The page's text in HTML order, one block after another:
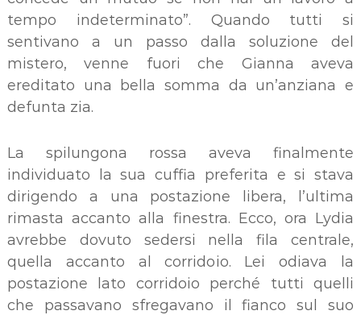
tempo indeterminato”. Quando tutti si
sentivano a un passo dalla soluzione del
mistero, venne fuori che Gianna aveva
ereditato una bella somma da un’anziana e
defunta zia.
La spilungona rossa aveva finalmente
individuato la sua cuffia preferita e si stava
dirigendo a una postazione libera, l’ultima
rimasta accanto alla finestra. Ecco, ora Lydia
avrebbe dovuto sedersi nella fila centrale,
quella accanto al corridoio. Lei odiava la
postazione lato corridoio perché tutti quelli
che passavano sfregavano il fianco sul suo